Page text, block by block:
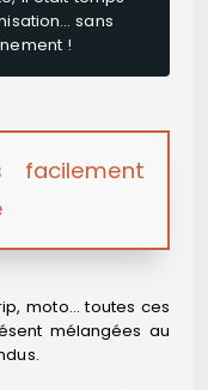
sans
!
moto… toutes ces
mélangées au